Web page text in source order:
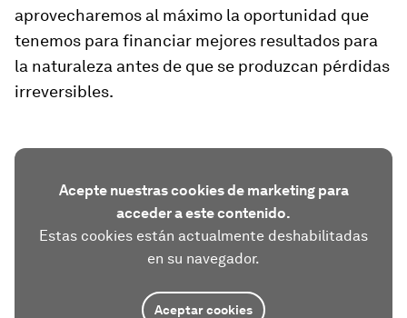
aprovecharemos al máximo la oportunidad que
tenemos para financiar mejores resultados para
la naturaleza antes de que se produzcan pérdidas
irreversibles.
Acepte nuestras cookies de marketing para
acceder a este contenido.
Estas cookies están actualmente deshabilitadas
en su navegador.
Aceptar cookies